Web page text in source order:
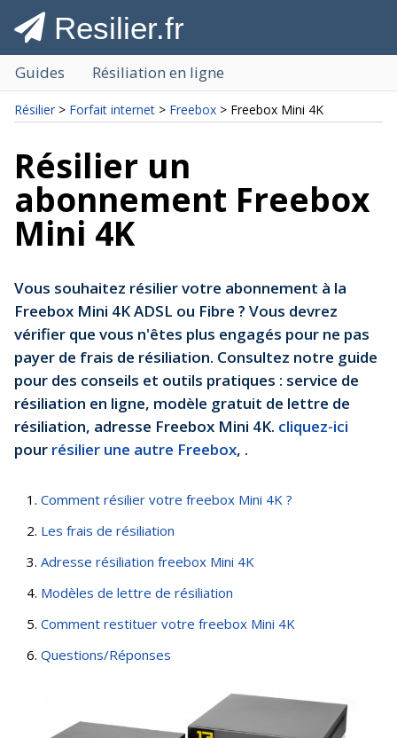
Resilier.fr
Guides Résiliation en ligne
Résilier > Forfait internet > Freebox > Freebox Mini 4K
Résilier un
abonnement Freebox
Mini 4K
Vous souhaitez résilier votre abonnement à la
Freebox Mini 4K ADSL ou Fibre ? Vous devrez
vérifier que vous n'êtes plus engagés pour ne pas
payer de frais de résiliation. Consultez notre guide
pour des conseils et outils pratiques : service de
résiliation en ligne, modèle gratuit de lettre de
résiliation, adresse Freebox Mini 4K. cliquez-ici
pour résilier une autre Freebox, .
Comment résilier votre freebox Mini 4K ?
Les frais de résiliation
Adresse résiliation freebox Mini 4K
Modèles de lettre de résiliation
Comment restituer votre freebox Mini 4K
Questions/Réponses